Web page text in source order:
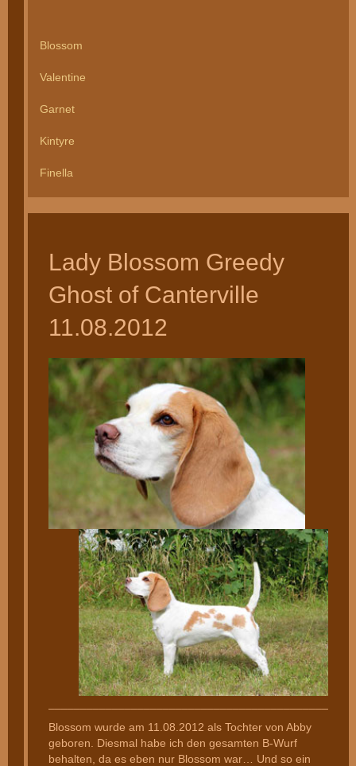
Blossom
Valentine
Garnet
Kintyre
Finella
Lady Blossom Greedy
Ghost of Canterville
11.08.2012
Blossom wurde am 11.08.2012 als Tochter von Abby
geboren. Diesmal habe ich den gesamten B-Wurf
behalten, da es eben nur Blossom war… Und so ein